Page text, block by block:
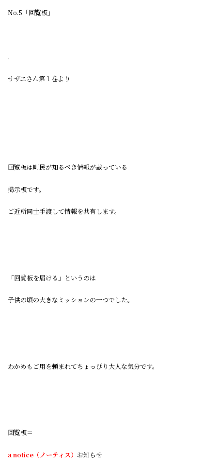
No.5「回覧板」
サザエさん第１巻より
回覧板は町民が知るべき情報が載っている
掲示板です。
ご近所同士手渡して情報を共有します。
「回覧板を届ける」というのは
子供の頃の大きなミッションの一つでした。
わかめもご用を頼まれてちょっぴり大人な気分です。
回覧板＝
a notice（ノーティス） お知らせ